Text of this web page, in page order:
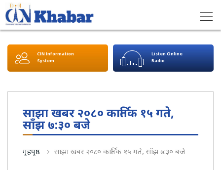
CIN Information
System
Listen Online
Radio
साझा खबर २०८० कार्तिक १५ गते,
साँझ ७:३० बजे
गृहपृष्ठ साझा खबर २०८० कार्तिक १५ गते, साँझ ७:३० बजे